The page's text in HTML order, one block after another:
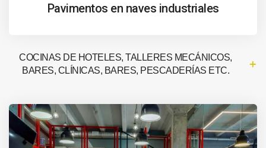
Pavimentos en naves industriales
COCINAS DE HOTELES, TALLERES MECÁNICOS,
BARES, CLÍNICAS, BARES, PESCADERÍAS ETC.